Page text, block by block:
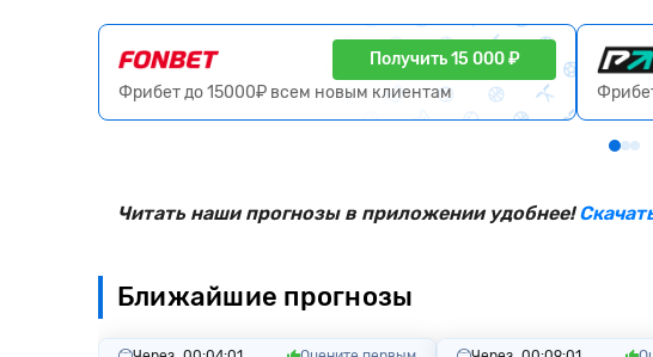
Получить 15 000 ₽
Фрибет до 15000₽ всем новым клиентам
Читать наши прогнозы в приложении удобнее!
Ближайшие прогнозы